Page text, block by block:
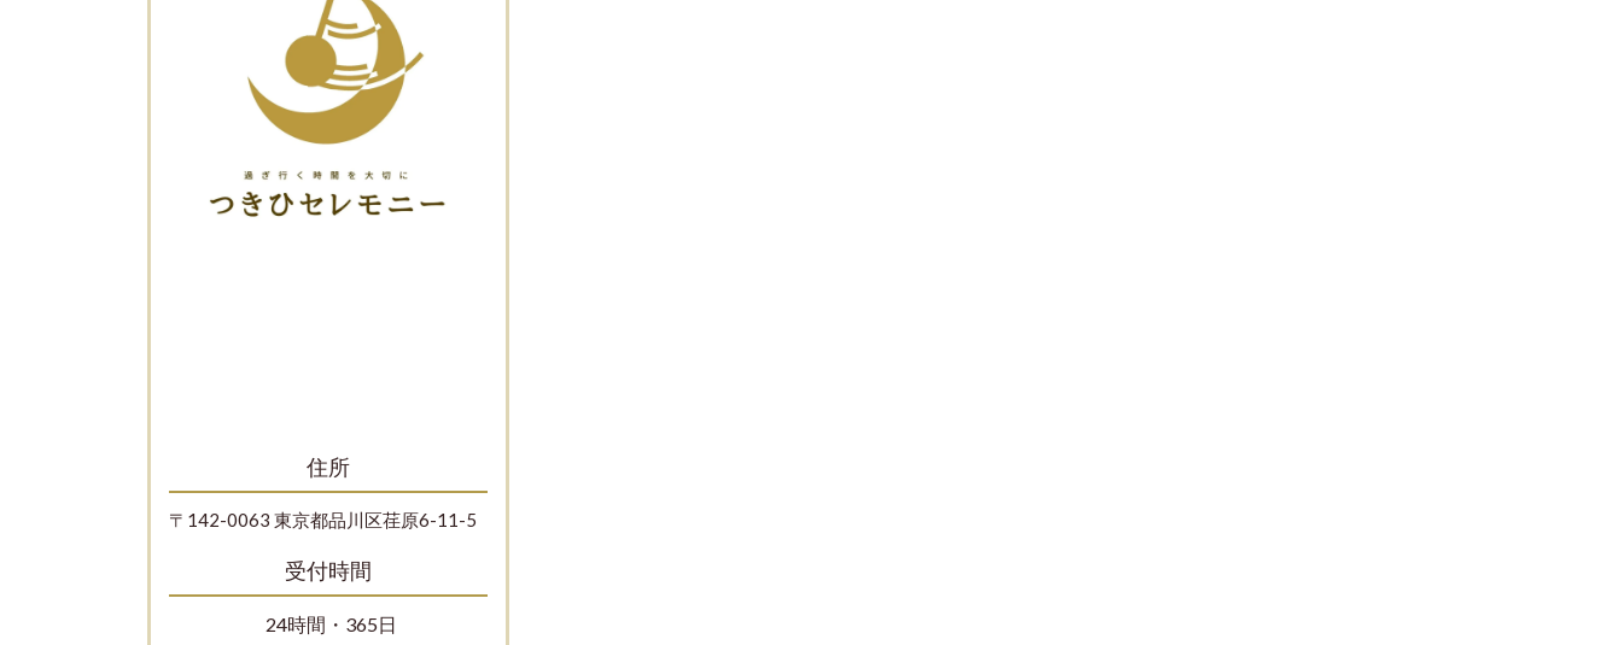
住所
〒142-0063 東京都品川区荏原6-11-5
受付時間
24時間・365日